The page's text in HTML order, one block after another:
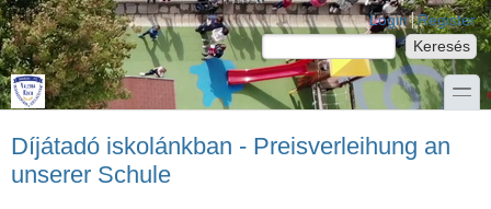
Ugrás a tartalomra
Skip to search
Login links Login Register
Keresés űrlap
toggle
Díjátadó iskolánkban - Preisverleihung an
unserer Schule